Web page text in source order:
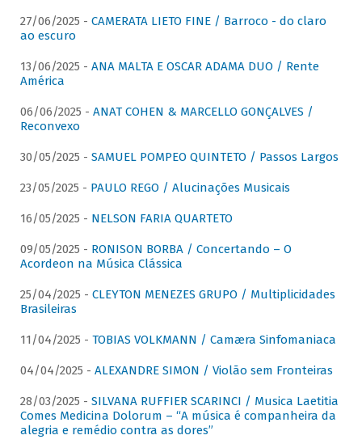
27/06/2025 - CAMERATA LIETO FINE / Barroco - do claro
ao escuro
13/06/2025 - ANA MALTA E OSCAR ADAMA DUO / Rente
América
06/06/2025 - ANAT COHEN & MARCELLO GONÇALVES /
Reconvexo
30/05/2025 - SAMUEL POMPEO QUINTETO / Passos Largos
23/05/2025 - PAULO REGO / Alucinações Musicais
16/05/2025 - NELSON FARIA QUARTETO
09/05/2025 - RONISON BORBA / Concertando – O
Acordeon na Música Clássica
25/04/2025 - CLEYTON MENEZES GRUPO / Multiplicidades
Brasileiras
11/04/2025 - TOBIAS VOLKMANN / Camæra Sinfomaniaca
04/04/2025 - ALEXANDRE SIMON / Violão sem Fronteiras
28/03/2025 - SILVANA RUFFIER SCARINCI / Musica Laetitia
Comes Medicina Dolorum – “A música é companheira da
alegria e remédio contra as dores”